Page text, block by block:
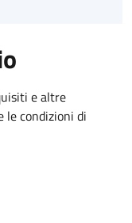
e altre
condizioni di